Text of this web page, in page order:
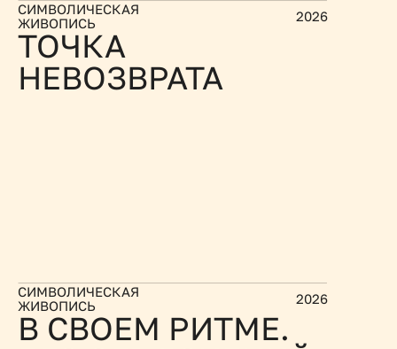
СИМВОЛИЧЕСКАЯ
ЖИВОПИСЬ
2026
ТОЧКА
НЕВОЗВРАТА
СИМВОЛИЧЕСКАЯ
ЖИВОПИСЬ
2026
В СВОЕМ РИТМЕ.